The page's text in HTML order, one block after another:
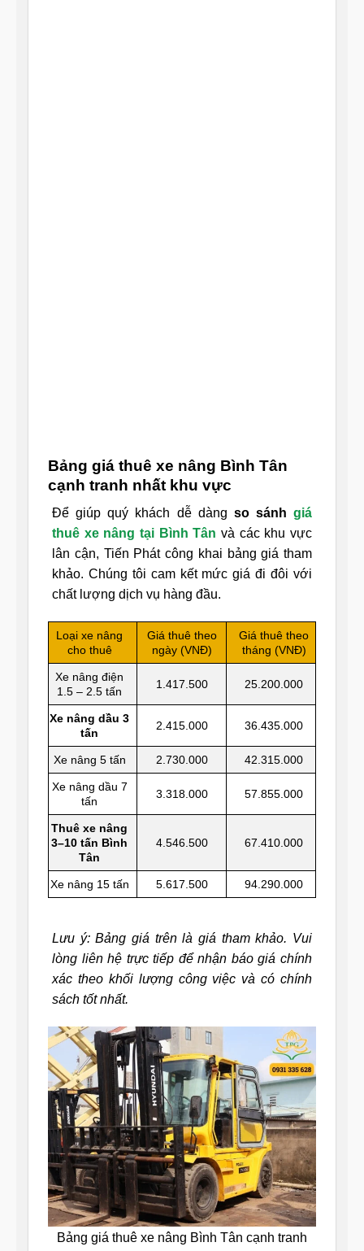
Bảng giá thuê xe nâng Bình Tân
cạnh tranh nhất khu vực
Để giúp quý khách dễ dàng so sánh giá
thuê xe nâng tại Bình Tân và các khu vực
lân cận, Tiến Phát công khai bảng giá tham
khảo. Chúng tôi cam kết mức giá đi đôi với
chất lượng dịch vụ hàng đầu.
Loại xe nâng
cho thuê
Giá thuê theo
ngày (VNĐ)
Giá thuê theo
tháng (VNĐ)
Xe nâng điện
1.5 – 2.5 tấn
1.417.500 25.200.000
Xe nâng dầu 3
tấn
2.415.000 36.435.000
Xe nâng 5 tấn 2.730.000 42.315.000
Xe nâng dầu 7
tấn
3.318.000 57.855.000
Thuê xe nâng
3–10 tấn Bình
Tân
4.546.500 67.410.000
Xe nâng 15 tấn 5.617.500 94.290.000
Lưu ý: Bảng giá trên là giá tham khảo. Vui
lòng liên hệ trực tiếp để nhận báo giá chính
xác theo khối lượng công việc và có chính
sách tốt nhất.
Bảng giá thuê xe nâng Bình Tân cạnh tranh